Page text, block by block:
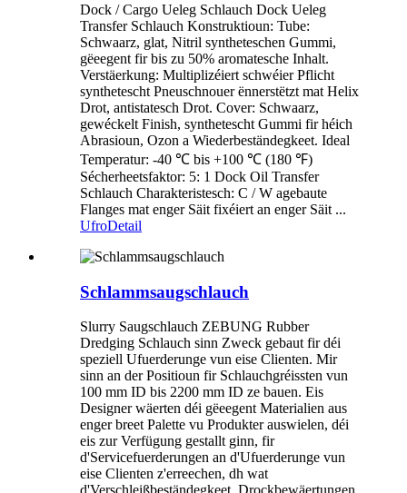
Dock / Cargo Ueleg Schlauch Dock Ueleg
Transfer Schlauch Konstruktioun: Tube:
Schwaarz, glat, Nitril syntheteschen Gummi,
gëeegent fir bis zu 50% aromatesche Inhalt.
Verstäerkung: Multiplizéiert schwéier Pflicht
synthetescht Pneuschnouer ënnerstëtzt mat Helix
Drot, antistatesch Drot. Cover: Schwaarz,
gewéckelt Finish, synthetescht Gummi fir héich
Abrasioun, Ozon a Wiederbeständegkeet. Ideal
Temperatur: -40 ℃ bis +100 ℃ (180 ℉)
Sécherheetsfaktor: 5: 1 Dock Oil Transfer
Schlauch Charakteristesch: C / W agebaute
Flanges mat enger Säit fixéiert an enger Säit ...
UfroDetail
Schlammsaugschlauch
Slurry Saugschlauch ZEBUNG Rubber
Dredging Schlauch sinn Zweck gebaut fir déi
speziell Ufuerderunge vun eise Clienten. Mir
sinn an der Positioun fir Schlauchgréissten vun
100 mm ID bis 2200 mm ID ze bauen. Eis
Designer wäerten déi gëeegent Materialien aus
enger breet Palette vu Produkter auswielen, déi
eis zur Verfügung gestallt ginn, fir
d'Servicefuerderungen an d'Ufuerderunge vun
eise Clienten z'erreechen, dh wat